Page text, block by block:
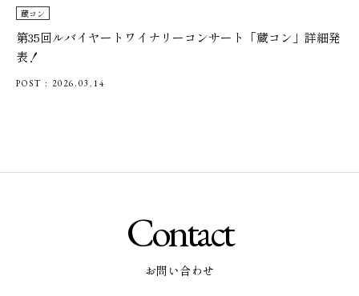
蔵コン
第35回ルバイヤートワイナリーコンサート「蔵コン」詳細発
表！
POST : 2026.03.14
Contact
お問い合わせ